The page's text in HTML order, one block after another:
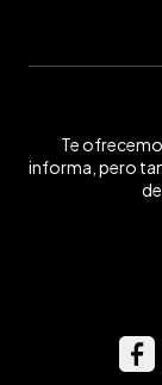
Te
informa, pero